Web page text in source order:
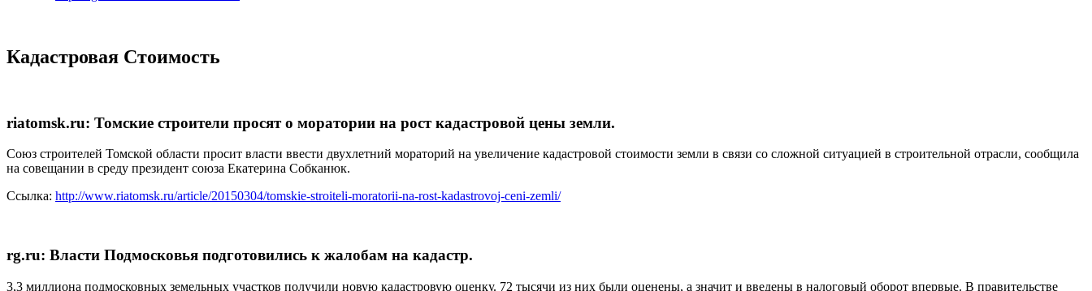
Кадастровая Стоимость
riatomsk.ru: Томские строители просят о моратории на рост кадастровой цены земли.
Союз строителей Томской области просит власти ввести двухлетний мораторий на увеличение кадастровой стоимости земли в связи со сложной ситуацией в строительной отрасли, сообщила
на совещании в среду президент союза Екатерина Собканюк.
Ссылка: http://www.riatomsk.ru/article/20150304/tomskie-stroiteli-moratorii-na-rost-kadastrovoj-ceni-zemli/
rg.ru: Власти Подмосковья подготовились к жалобам на кадастр.
3,3 миллиона подмосковных земельных участков получили новую кадастровую оценку. 72 тысячи из них были оценены, а значит и введены в налоговый оборот впервые. В правительстве